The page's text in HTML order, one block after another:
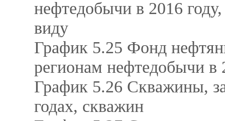
нефтедобычи в 2016
виду
График 5.25 Фонд
регионам нефтедобычи
График 5.26 Скважины,
годах, скважин